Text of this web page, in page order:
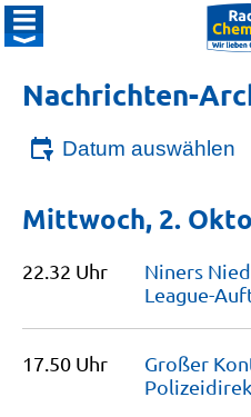
Nachrichten-
Datum auswählen
Mittwoch, 2.
22.32 Uhr
Niners
League-
17.50 Uhr
Großer